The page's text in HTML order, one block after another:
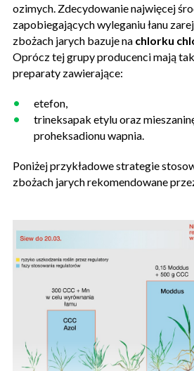
ozimych. Zdecydowanie najwięcej
zapobiegających wyleganiu łanu
zbożach jarych bazuje na chlorku
Oprócz tej grupy producenci mają
preparaty zawierające:
etefon,
trineksapak etylu oraz
proheksadionu wapnia.
Poniżej przykładowe strategie
zbożach jarych rekomendowane